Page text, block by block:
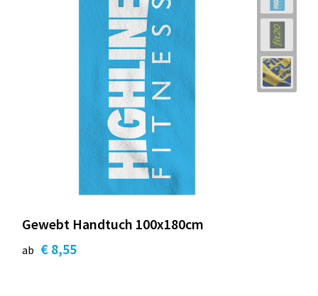
Gewebt Handtuch 100x180cm
ab € 8,55